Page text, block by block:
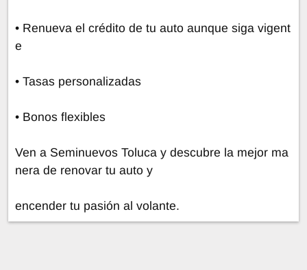
• Renueva el crédito de tu auto aunque siga vigent
e
• Tasas personalizadas
• Bonos flexibles
Ven a Seminuevos Toluca y descubre la mejor ma
nera de renovar tu auto y
encender tu pasión al volante.